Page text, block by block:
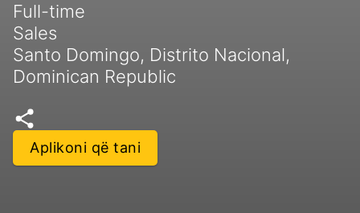
Full-time
Sales
Santo Domingo, Distrito Nacional,
Dominican Republic
Aplikoni që tani